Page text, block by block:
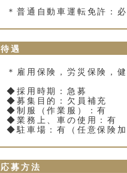
＊普通自動車運転免許：
待遇
＊雇用保険，労災保険，
◆採用時期：急募
◆募集目的：欠員補充
◆制服（作業服）：有
◆業務上、車の使用：有
◆駐車場：有（任意保険加
応募方法